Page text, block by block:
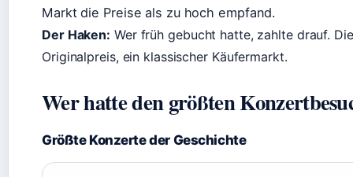
Markt die Preise als zu hoch empfand.
Der Haken: Wer früh gebucht hatte, zahlte drauf.
Originalpreis, ein klassischer Käufermarkt.
Wer hatte den größten
Größte Konzerte der Geschichte